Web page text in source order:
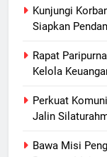
Kunjungi
Siapkan
Rapat
Kelola
Perkuat
Jalin
Bawa Misi